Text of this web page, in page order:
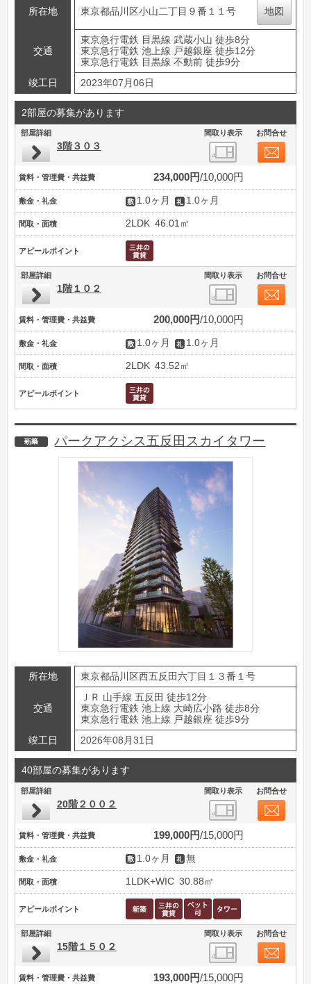
所在地 東京都品川区小山二丁目９番１１号 地図
交通
東京急行電鉄 目黒線 武蔵小山 徒歩8分
東京急行電鉄 池上線 戸越銀座 徒歩12分
東京急行電鉄 目黒線 不動前 徒歩9分
竣工日
2023年07月06日
2部屋の募集があります
部屋詳細 間取り表示 お問合せ
3階３０３
賃料・管理費・共益費 234,000円 10,000円
敷金・礼金 1.0ヶ月 1.0ヶ月
間取・面積 2LDK 46.01㎡
アピールポイント
部屋詳細 間取り表示 お問合せ
1階１０２
賃料・管理費・共益費 200,000円 10,000円
敷金・礼金 1.0ヶ月 1.0ヶ月
間取・面積 2LDK 43.52㎡
アピールポイント
新築
パークアクシス五反田スカイタワー
所在地 東京都品川区西五反田六丁目１３番１号
交通
ＪＲ 山手線 五反田 徒歩12分
東京急行電鉄 池上線 大崎広小路 徒歩8分
東京急行電鉄 池上線 戸越銀座 徒歩9分
竣工日
2026年08月31日
40部屋の募集があります
部屋詳細 間取り表示 お問合せ
20階２００２
賃料・管理費・共益費 199,000円 15,000円
敷金・礼金 1.0ヶ月 無
間取・面積 1LDK+WIC 30.88㎡
アピールポイント
部屋詳細 間取り表示 お問合せ
15階１５０２
賃料・管理費・共益費 193,000円 15,000円